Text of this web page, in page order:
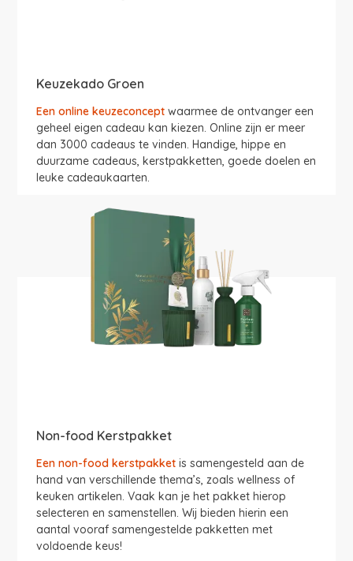
Keuzekado Groen
Een online keuzeconceptwaarmee de ontvanger een
geheel eigen cadeau kan kiezen. Online zijn er meer
dan 3000 cadeaus te vinden. Handige, hippe en
duurzame cadeaus, kerstpakketten, goede doelen en
leuke cadeaukaarten.
Non-food Kerstpakket
Een non-food kerstpakketis samengesteld aan de
hand van verschillende thema’s, zoals wellness of
keuken artikelen. Vaak kan je het pakket hierop
selecteren en samenstellen. Wij bieden hierin een
aantal vooraf samengestelde pakketten met
voldoende keus!